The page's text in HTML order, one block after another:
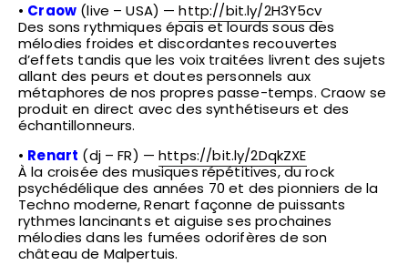
• Craow (live – USA) —http://bit.ly/2H3Y5cv
Des sons rythmiques épais et lourds sous des
mélodies froides et discordantes recouvertes
d’effets tandis que les voix traitées livrent des sujets
allant des peurs et doutes personnels aux
métaphores de nos propres passe-temps. Craow se
produit en direct avec des synthétiseurs et des
échantillonneurs.
• Renart (dj – FR) —https://bit.ly/2DqkZXE
À la croisée des musiques répétitives, du rock
psychédélique des années 70 et des pionniers de la
Techno moderne, Renart façonne de puissants
rythmes lancinants et aiguise ses prochaines
mélodies dans les fumées odorifères de son
château de Malpertuis.